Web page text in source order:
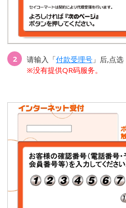
2 请输入「付款受理号 」后,点
※没有提供QR码服务。